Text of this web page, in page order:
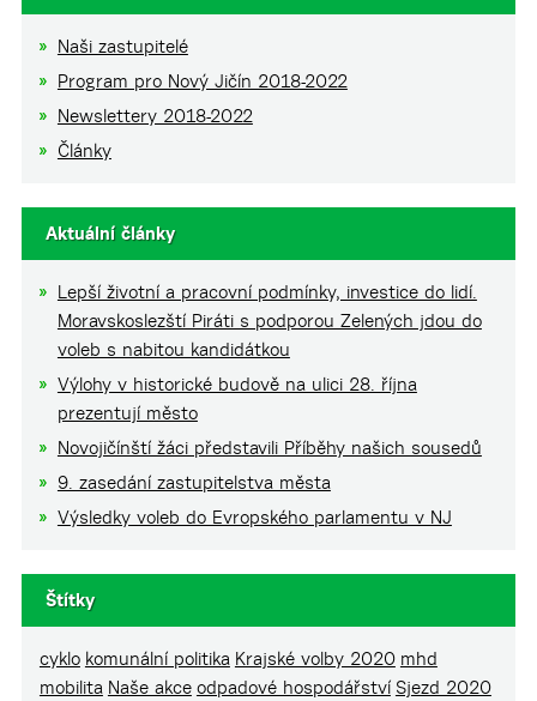
Naši zastupitelé
Program pro Nový Jičín 2018-2022
Newslettery 2018-2022
Články
Aktuální články
Lepší životní a pracovní podmínky, investice do lidí.
Moravskoslezští Piráti s podporou Zelených jdou do
voleb s nabitou kandidátkou
Výlohy v historické budově na ulici 28. října
prezentují město
Novojičínští žáci představili Příběhy našich sousedů
9. zasedání zastupitelstva města
Výsledky voleb do Evropského parlamentu v NJ
Štítky
cyklo komunální politika Krajské volby 2020 mhd
mobilita Naše akce odpadové hospodářství Sjezd 2020